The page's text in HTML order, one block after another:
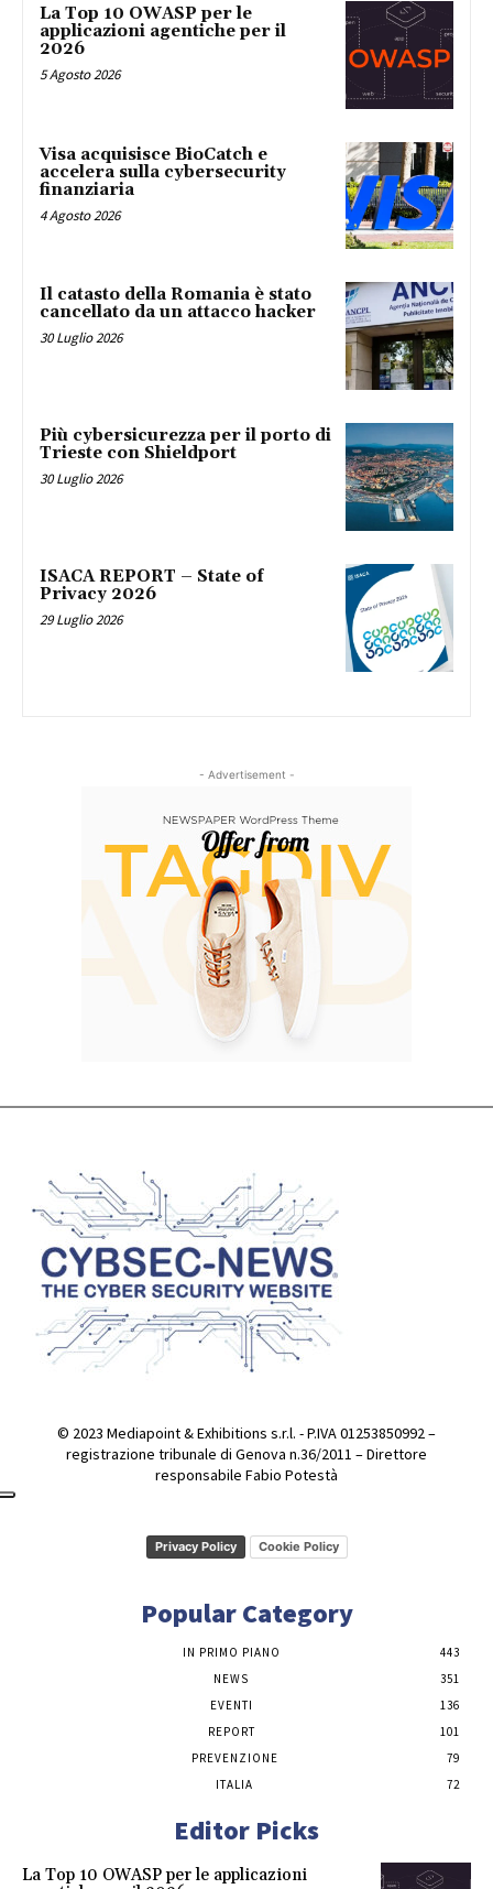
La Top 10 OWASP per le
applicazioni agentiche per il
2026
5 Agosto 2026
Visa acquisisce BioCatch e
accelera sulla cybersecurity
finanziaria
4 Agosto 2026
Il catasto della Romania è stato
cancellato da un attacco hacker
30 Luglio 2026
Più cybersicurezza per il porto di
Trieste con Shieldport
30 Luglio 2026
ISACA REPORT – State of
Privacy 2026
29 Luglio 2026
- Advertisement -
© 2023 Mediapoint & Exhibitions s.r.l. - P.IVA 01253850992 –
registrazione tribunale di Genova n.36/2011 – Direttore
responsabile Fabio Potestà
Privacy Policy Cookie Policy
Popular Category
IN PRIMO PIANO
443
NEWS
351
EVENTI
136
REPORT
101
PREVENZIONE
79
ITALIA
72
Editor Picks
La Top 10 OWASP per le applicazioni